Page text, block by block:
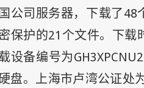
公司服务器，下载了48
保护的21 个文件。下载
设备编号为
盘。上海市卢湾公证处